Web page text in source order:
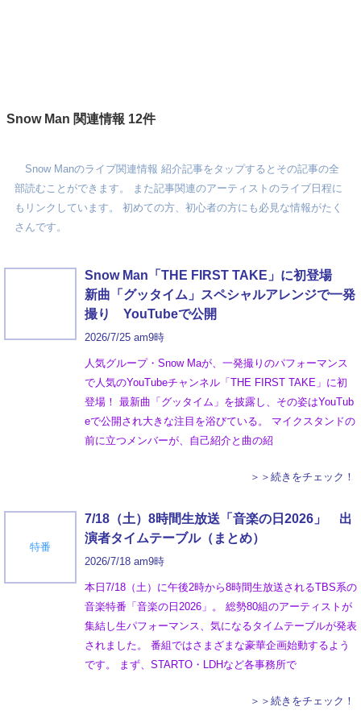
Snow Man 関連情報 12件
Snow Manのライブ関連情報 紹介記事をタップするとその記事の全
部読むことができます。 また記事関連のアーティストのライブ日程に
もリンクしています。 初めての方、初心者の方にも必見な情報がたく
さんです。
Snow Man「THE FIRST TAKE」に初登場
新曲「グッタイム」スペシャルアレンジで一発
撮り YouTubeで公開
2026/7/25 am9時
人気グループ・Snow Maが、一発撮りのパフォーマンス
で人気のYouTubeチャンネル「THE FIRST TAKE」に初
登場！ 最新曲「グッタイム」を披露し、その姿はYouTub
eで公開され大きな注目を浴びている。 マイクスタンドの
前に立つメンバーが、自己紹介と曲の紹
＞＞続きをチェック！
特番
7/18（土）8時間生放送「音楽の日2026」 出
演者タイムテーブル（まとめ）
2026/7/18 am9時
本日7/18（土）に午後2時から8時間生放送されるTBS系の
音楽特番「音楽の日2026」。 総勢80組のアーティストが
集結し生パフォーマンス、気になるタイムテーブルが発表
されました。 番組ではさまざまな豪華企画始動するよう
です。 まず、STARTO・LDHなど各事務所で
＞＞続きをチェック！